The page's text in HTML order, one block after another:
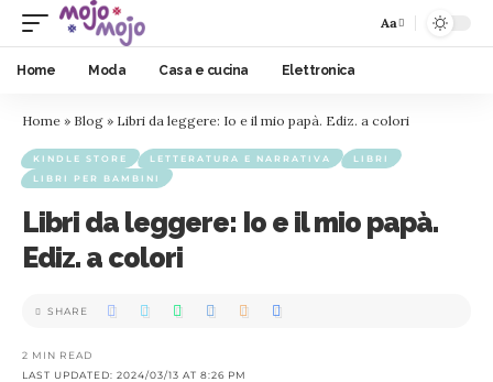
Aa
Home Moda Casa e cucina Elettronica
Home » Blog » Libri da leggere: Io e il mio papà. Ediz. a colori
KINDLE STORE LETTERATURA E NARRATIVA
LIBRI
LIBRI PER BAMBINI
Libri da leggere: Io e il mio papà.
Ediz. a colori
LAST UPDATED: 2024/03/13 AT 8:26 PM
2 MIN READ
SHARE